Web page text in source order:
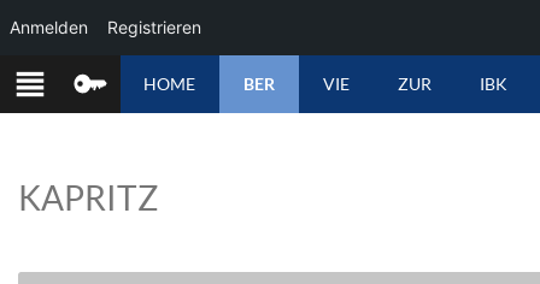
ZUM
INHALT
HOME BER VIE ZUR IBK
KAPRITZ
Anmelden Registrieren